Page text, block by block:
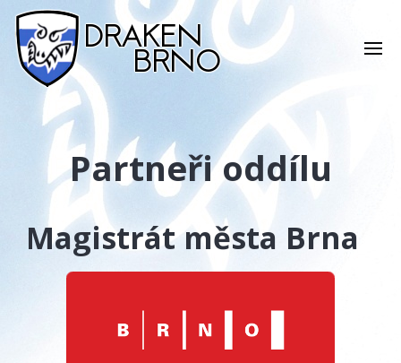
Partneři oddílu
Magistrát města Brna